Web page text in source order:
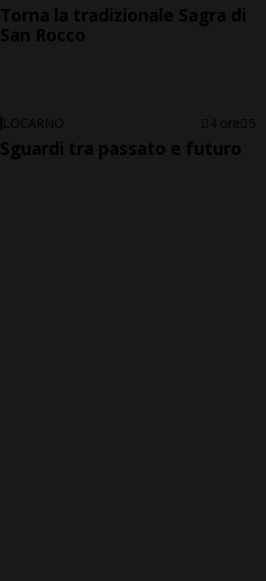
Torna la tradizionale Sagra di
San Rocco
LOCARNO 4 ore 5
Sguardi tra passato e futuro